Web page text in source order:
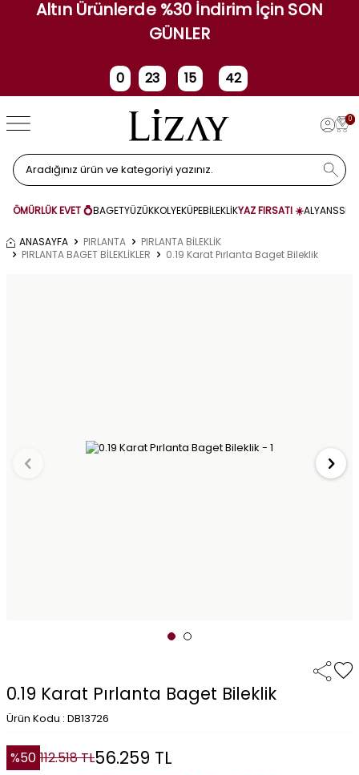
Altın Ürünlerde %30 İndirim İçin SON
GÜNLER
0
Gün
23
Saat
15 42
0
ÖMÜRLÜK EVET 💍BAGETYÜZÜKKOLYEKÜPEBİLEKLİKYAZ FIRSATI ☀️ALYANS
ANASAYFA PIRLANTA
PIRLANTA BİLEKLİK
PIRLANTA BAGET BİLEKLİKLER
0.19 Karat Pırlanta Baget Bileklik
0.19 Karat Pırlanta Baget Bileklik
Ürün Kodu : DB13726
%50 112.518TL56.259 TL